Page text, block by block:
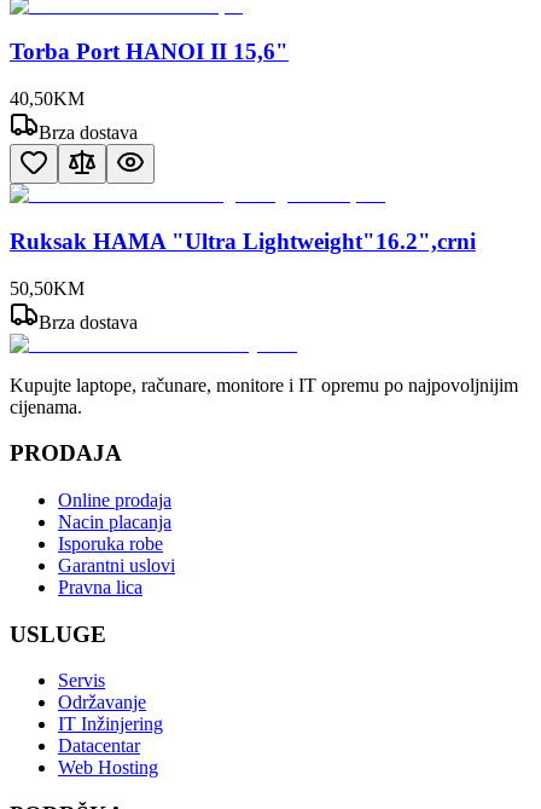
Torba Port HANOI II 15,6"
40,50KM
Brza dostava
Ruksak HAMA "Ultra Lightweight"16.2",crni
50,50KM
Brza dostava
Kupujte laptope, računare, monitore i IT opremu po najpovoljnijim
cijenama.
PRODAJA
Online prodaja
Nacin placanja
Isporuka robe
Garantni uslovi
Pravna lica
USLUGE
Servis
Održavanje
IT Inžinjering
Datacentar
Web Hosting